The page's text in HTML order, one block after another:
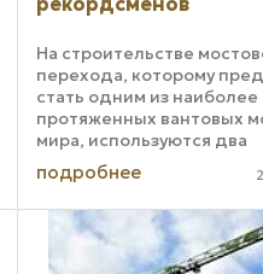
На строительстве
перехода, которому
стать одним из наиболее
протяженных вантовых
мира, используются два
башенных крана Potain. Во
Владивостоке
через бухту Золотой Рог
длиной 1388 метров.
подробнее